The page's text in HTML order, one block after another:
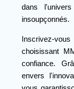
dans
insoupçonnés.
Inscrivez-
choisissant
confiance.
envers